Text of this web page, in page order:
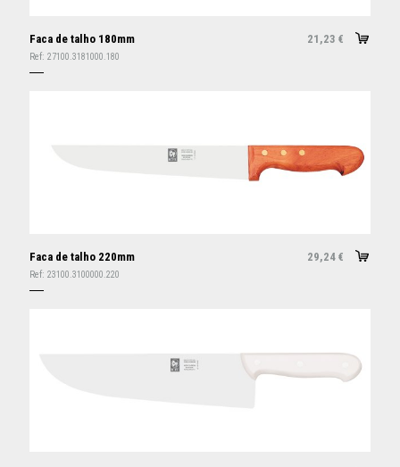
Faca de talho 180mm 21,23 €
Ref: 27100.3181000.180
Faca de talho 220mm 29,24 €
Ref: 23100.3100000.220